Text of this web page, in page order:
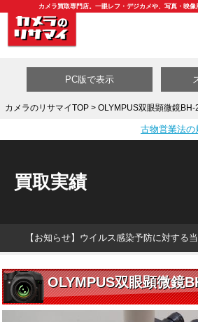
カメラ買取専門店。一眼レフ・デジカメや、写真・映
買取カテゴリ一覧
PC版で表示
カメラのリサマイTOP> OLYMPUS双眼顕微鏡BH-
古物営業法の
買取実績
【お知らせ】ウイルス感染予防に対する